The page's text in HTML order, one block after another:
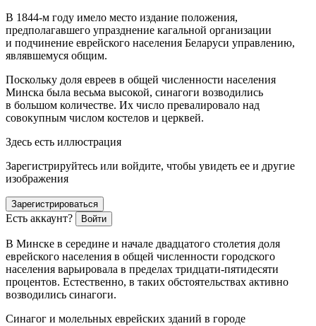
В 1844-м году имело место издание положения,
предполагавшего упразднение кагальной организации
и подчинение еврейского населения Беларуси управлению,
являвшемуся общим.
Поскольку доля евреев в общей численности населения
Минска была весьма высокой, синагоги возводились
в большом количестве. Их число превалировало над
совокупным числом костелов и церквей.
Здесь есть иллюстрация
Зарегистрируйтесь или войдите, чтобы увидеть ее и другие
изображения
Зарегистрироваться
Есть аккаунт? Войти
В Минске в середине и начале двадцатого столетия доля
еврейского населения в общей численности городского
населения варьировала в пределах тридцати-пятидесяти
процентов. Естественно, в таких обстоятельствах активно
возводились синагоги.
Синагог и молельных еврейских зданий в городе